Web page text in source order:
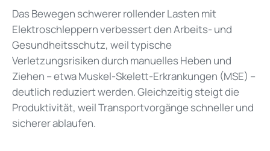
Das Bewegen schwerer rollender Lasten mit
Elektroschleppern verbessert den Arbeits- und
Gesundheitsschutz, weil typische
Verletzungsrisiken durch manuelles Heben und
Ziehen – etwa Muskel-Skelett-Erkrankungen (MSE) –
deutlich reduziert werden. Gleichzeitig steigt die
Produktivität, weil Transportvorgänge schneller und
sicherer ablaufen.